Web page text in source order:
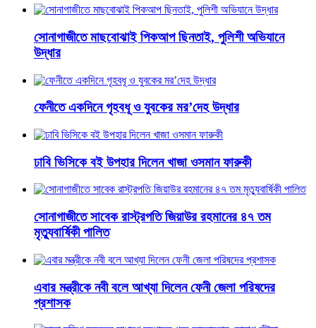
সোনাগাজীতে মাছবোঝাই পিকআপ ছিনতাই, পুলিশী অভিযানে
উদ্ধার
ফেনীতে একদিনে গৃহবধূ ও যুবকের মর’দেহ উদ্ধার
ঢাবি ভিসিকে বই উপহার দিলেন খাজা ওসমান ফারুকী
সোনাগাজীতে সাবেক রাস্ট্রপতি জিয়াউর রহমানের ৪৭ তম
মৃত্যুবার্ষিকী পালিত
এবার মন্ত্রীকে নবী বলে আখ্যা দিলেন ফেনী জেলা পরিষদের
প্রশাসক